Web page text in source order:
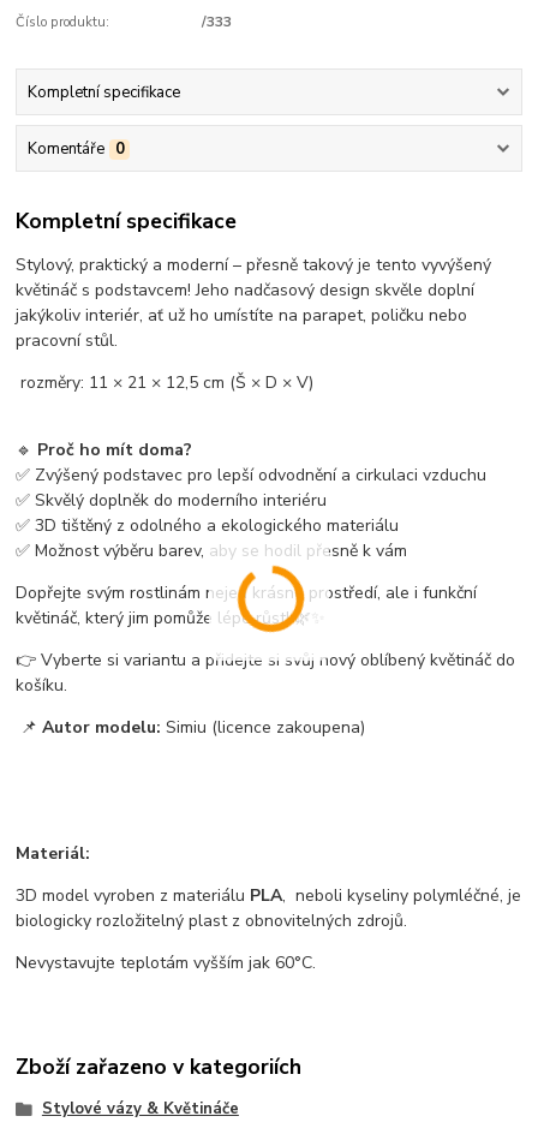
Číslo produktu: /333
Kompletní specifikace
Komentáře 0
Kompletní specifikace
Stylový, praktický a moderní – přesně takový je tento vyvýšený
květináč s podstavcem! Jeho nadčasový design skvěle doplní
jakýkoliv interiér, ať už ho umístíte na parapet, poličku nebo
pracovní stůl.
rozměry: 11 × 21 × 12,5 cm (Š × D × V)
🔹 Proč ho mít doma?
✅ Zvýšený podstavec pro lepší odvodnění a cirkulaci vzduchu
✅ Skvělý doplněk do moderního interiéru
✅ 3D tištěný z odolného a ekologického materiálu
✅ Možnost výběru barev, aby se hodil přesně k vám
Dopřejte svým rostlinám nejen krásné prostředí, ale i funkční
květináč, který jim pomůže lépe růst! 🌿✨
👉 Vyberte si variantu a přidejte si svůj nový oblíbený květináč do
košíku.
📌Autor modelu: Simiu (licence zakoupena)
Materiál:
3D model vyroben z materiálu PLA, neboli kyseliny polymléčné, je
biologicky rozložitelný plast z obnovitelných zdrojů.
Nevystavujte teplotám vyšším jak 60°C.
Zboží zařazeno v kategoriích
Stylové vázy & Květináče